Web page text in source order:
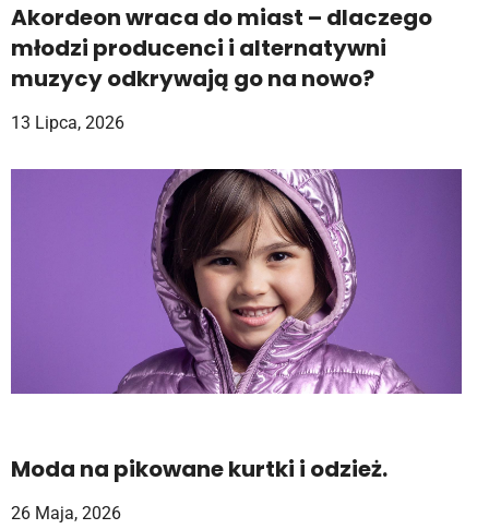
Akordeon wraca do miast – dlaczego
młodzi producenci i alternatywni
muzycy odkrywają go na nowo?
13 Lipca, 2026
Moda na pikowane kurtki i odzież.
26 Maja, 2026